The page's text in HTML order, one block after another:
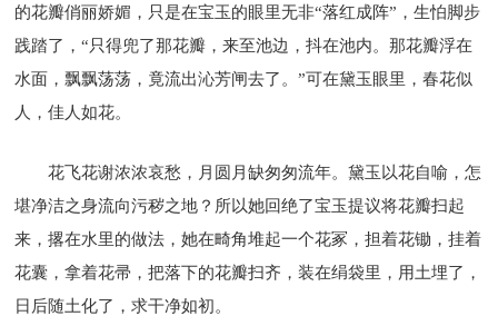
的花瓣俏丽娇媚，只是在宝玉的眼里无非“落红成阵”，生怕脚步
践踏了，“只得兜了那花瓣，来至池边，抖在池内。那花瓣浮在
水面，飘飘荡荡，竟流出沁芳闸去了。”可在黛玉眼里，春花似
人，佳人如花。
花飞花谢浓浓哀愁，月圆月缺匆匆流年。黛玉以花自喻，怎
堪净洁之身流向污秽之地？所以她回绝了宝玉提议将花瓣扫起
来，撂在水里的做法，她在畸角堆起一个花冢，担着花锄，挂着
花囊，拿着花帚，把落下的花瓣扫齐，装在绢袋里，用土埋了，
日后随土化了，求干净如初。